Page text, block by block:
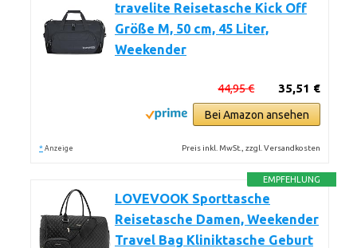
travelite Reisetasche Kick Off
Größe M, 50 cm, 45 Liter,
Weekender
35,51 €
44,95 €
Bei Amazon ansehen
* Anzeige Preis inkl. MwSt., zzgl. Versandkosten
EMPFEHLUNG
LOVEVOOK Sporttasche
Reisetasche Damen, Weekender
Travel Bag Kliniktasche Geburt